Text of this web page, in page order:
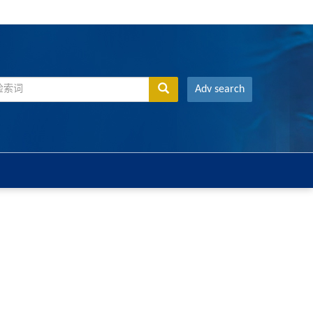
Adv search